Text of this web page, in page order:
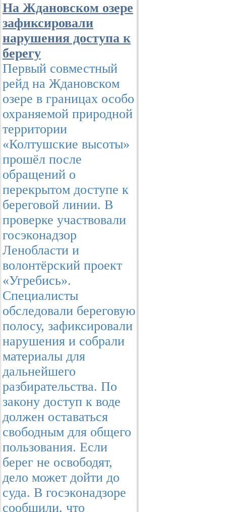
На Ждановском озере
зафиксировали
нарушения доступа к
берегу
Первый совместный
рейд на Ждановском
озере в границах особо
охраняемой природной
территории
«Колтушские высоты»
прошёл после
обращений о
перекрытом доступе к
береговой линии. В
проверке участвовали
госэконадзор
Ленобласти и
волонтёрский проект
«Угребись».
Специалисты
обследовали береговую
полосу, зафиксировали
нарушения и собрали
материалы для
дальнейшего
разбирательства. По
закону доступ к воде
должен оставаться
свободным для общего
пользования. Если
берег не освободят,
дело может дойти до
суда. В госэконадзоре
сообщили, что